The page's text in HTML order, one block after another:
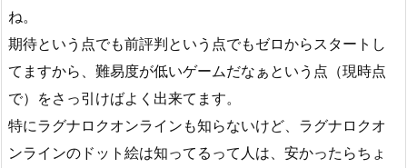
ね。
期待という点でも前評判という点でもゼロからスタートし
てますから、難易度が低いゲームだなぁという点（現時点
で）をさっ引けばよく出来てます。
特にラグナロクオンラインも知らないけど、ラグナロクオ
ンラインのドット絵は知ってるって人は、安かったらちょ